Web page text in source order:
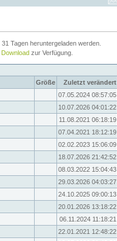
Tagen heruntergeladen werden.
Download zur Verfügung.
Größe
Zuletzt verändert
07.05.2024 08:57:05
10.07.2026 04:01:22
11.08.2021 06:18:19
07.04.2021 18:12:19
02.02.2023 15:06:09
18.07.2026 21:42:52
08.03.2022 15:04:43
29.03.2026 04:03:27
24.10.2025 09:00:13
20.01.2026 13:18:22
06.11.2024 11:18:21
22.01.2021 12:48:22